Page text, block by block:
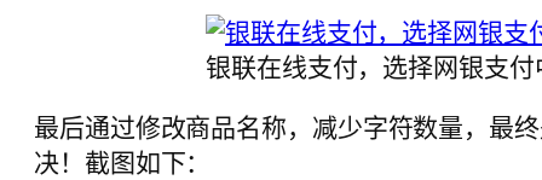
银联在线支付，选择网银支
最后通过修改商品名称，减少字符数量，最
决！截图如下：